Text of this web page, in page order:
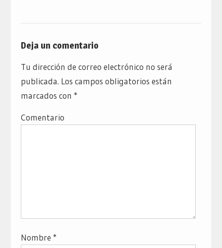
Deja un comentario
Tu dirección de correo electrónico no será
publicada. Los campos obligatorios están
marcados con *
Comentario
Nombre *